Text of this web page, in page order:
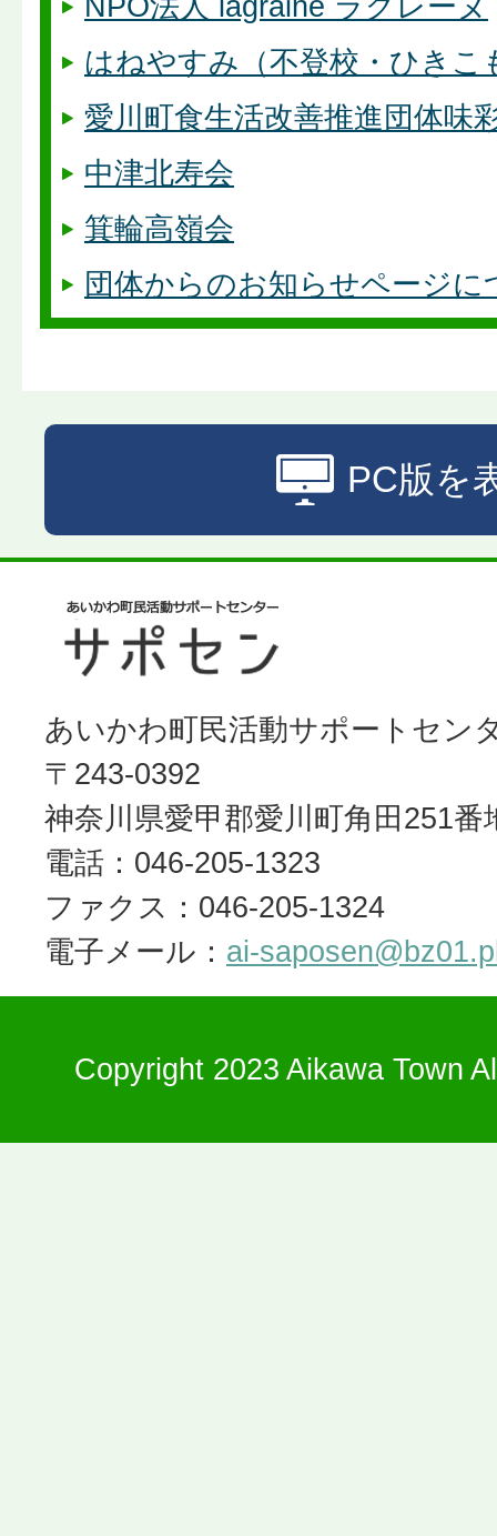
はねやすみ（不登校・ひきこ
愛川町食生活改善推進団体味
中津北寿会
箕輪高嶺会
団体からのお知らせページに
PC版を
あいかわ町民活動サポートセン
〒243-0392
神奈川県愛甲郡愛川町角田251番
電話：046-205-1323
ファクス：046-205-1324
電子メール： ai-
Copyright 2023 Aikawa Town